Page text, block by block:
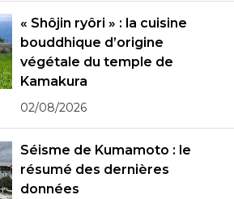
« Shôjin ryôri » : la cuisine
bouddhique d’origine
végétale du temple de
Kamakura
02/08/2026
Séisme de Kumamoto : le
résumé des dernières
données